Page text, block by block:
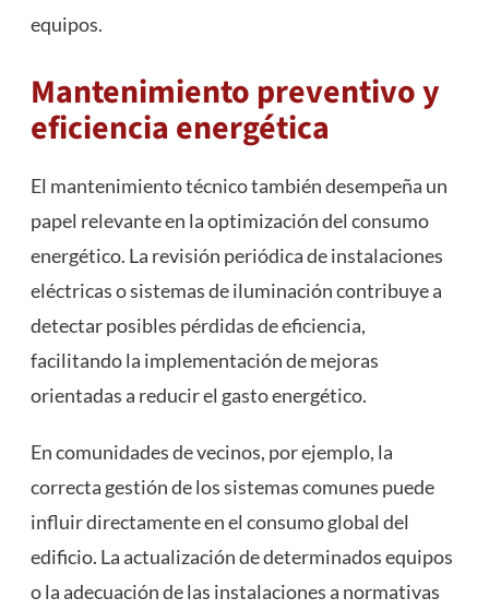
equipos.
Mantenimiento preventivo y
eficiencia energética
El mantenimiento técnico también desempeña un
papel relevante en la optimización del consumo
energético. La revisión periódica de instalaciones
eléctricas o sistemas de iluminación contribuye a
detectar posibles pérdidas de eficiencia,
facilitando la implementación de mejoras
orientadas a reducir el gasto energético.
En comunidades de vecinos, por ejemplo, la
correcta gestión de los sistemas comunes puede
influir directamente en el consumo global del
edificio. La actualización de determinados equipos
o la adecuación de las instalaciones a normativas